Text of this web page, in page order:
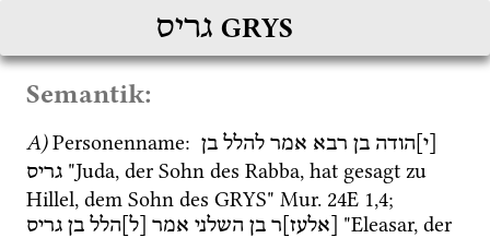
גריס GRYS
Semantik:
A)Personenname: [י]הודה בן רבא אמר להלל בן
גריס "Juda, der Sohn des Rabba, hat gesagt zu
Hillel, dem Sohn des GRYS" Mur. 24E 1,4
[אלעז]ר בן השלני אמר [ל]הלל בן גריס
"Eleasar, der